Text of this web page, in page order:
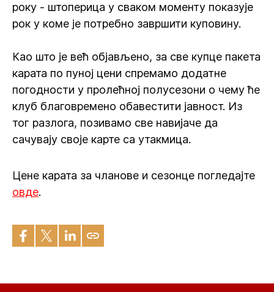
року - штоперица у сваком моменту показује
рок у коме је потребно завршити куповину.
Као што је већ објављено, за све купце пакета
карата по пуној цени спремамо додатне
погодности у пролећној полусезони о чему ће
клуб благовремено обавестити јавност. Из
тог разлога, позивамо све навијаче да
сачувају своје карте са утакмица.
Цене карата за чланове и сезонце погледајте
овде.